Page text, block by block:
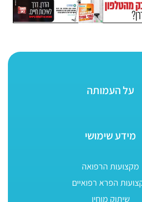
על העמותה
מידע שימושי
מקצועות הרפואה
הפרא רפואיים
שיתוק מוחין